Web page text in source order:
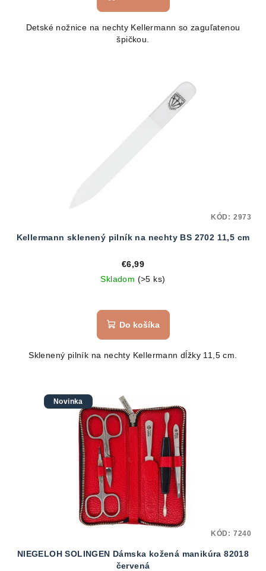
Detské nožnice na nechty Kellermann so zaguľatenou
špičkou.
Kellermann sklenený pilník na nechty BS 2702 11,5 cm
€6,99
Skladom (>5 ks)
Do košíka
Sklenený pilník na nechty Kellermann dĺžky 11,5 cm.
KÓD: 2973
Novinka
NIEGELOH SOLINGEN Dámska kožená manikúra 82018
červená
KÓD: 7240